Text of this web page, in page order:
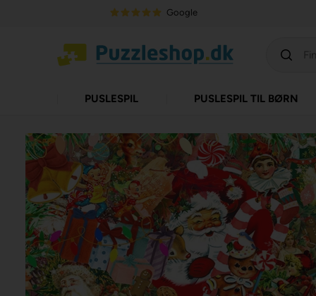
Google
PUSLESPIL PUSLESPIL TIL BØRN